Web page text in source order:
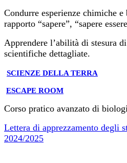
Condurre esperienze chimiche
rapporto “sapere”, “sapere
Apprendere l’abilità di stesura
scientifiche dettagliate.
SCIENZE DELLA TERRA
ESCAPE ROOM
Corso pratico avanzato di
Lettera di apprezzamento degli
2024/2025